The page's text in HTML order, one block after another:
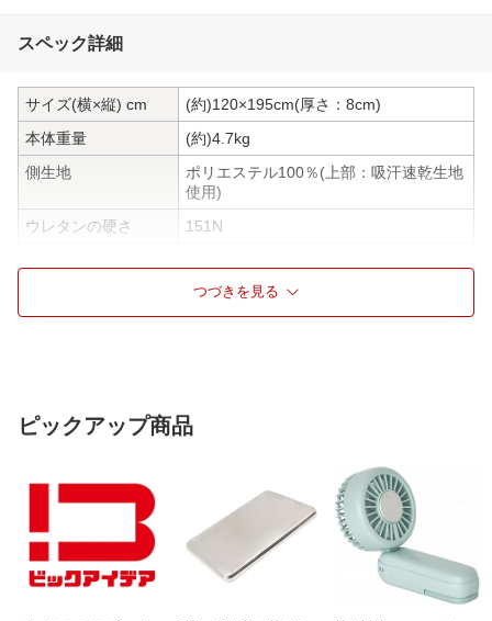
スペック詳細
サイズ(横×縦) cm
(約)120×195cm(厚さ：8cm)
本体重量
(約)4.7kg
側生地
ポリエステル100％(上部：吸汗速乾生地
使用)
ウレタンの硬さ
151N
ウレタン
・ウレタンフォーム(プロファイル)
・男性におすすめのしっかり支えるハー
つづきを見る
ピックアップ商品